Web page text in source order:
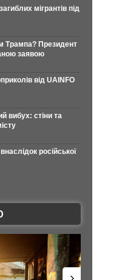
мігрантів під
Трампа? Президент
заявою
від UAINFO
вибух: стіни та
російської